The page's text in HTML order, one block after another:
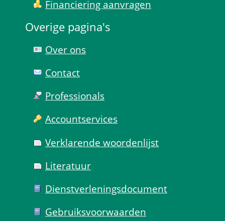
Financiering aanvragen
Overige pagina's
Over ons
Contact
Professionals
Account­services
Verklarende woorden­lijst
Literatuur
Dienst­verlenings­document
Gebruiks­voorwaarden